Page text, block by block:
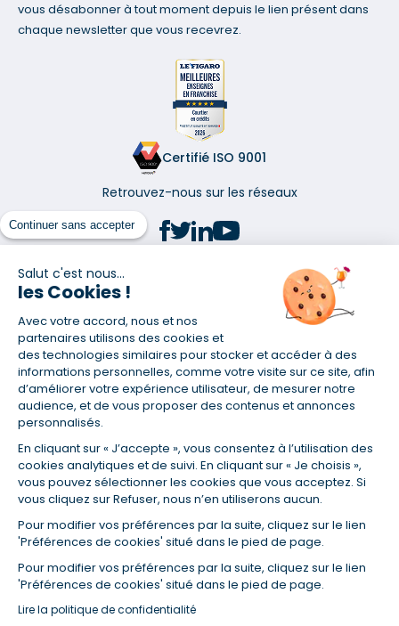
Continuer sans accepter
Salut c'est nous...
les Cookies !
Avec votre accord, nous et nos
partenaires utilisons des cookies et
des technologies similaires pour stocker et accéder à des
informations personnelles, comme votre visite sur ce site, afin
d’améliorer votre expérience utilisateur, de mesurer notre
audience, et de vous proposer des contenus et annonces
personnalisés.
En cliquant sur « J’accepte », vous consentez à l’utilisation des
cookies analytiques et de suivi. En cliquant sur « Je choisis »,
vous pouvez sélectionner les cookies que vous acceptez. Si
vous cliquez sur Refuser, nous n’en utiliserons aucun.
Pour modifier vos préférences par la suite, cliquez sur le lien
'Préférences de cookies' situé dans le pied de page.
Pour modifier vos préférences par la suite, cliquez sur le lien
'Préférences de cookies' situé dans le pied de page.
Lire la politique de confidentialité
vous désabonner à tout moment depuis le lien présent dans
chaque newsletter que vous recevrez.
Certifié ISO 9001
Retrouvez-nous sur les réseaux
(1) Taux fixe national hors assurance et selon votre profil
(2) Économie de 65 % pour l'assurance d'un prêt amortissable de 330
457,23 € à 0,90 % sur 19,5 ans, accordé à un salarié non cadre assuré à
100 % (décès, PTIA, IPP, ITT, IPP) âgé de 36 ans fumeur et une personne
salariée non cadre assurée à 100 % (décès, PTIA, IPP, ITT, IPP) âgée de 35
ans et non-fumeur, tous deux sans risque médical connu. Au
14/07/2019, coût de l'assurance proposée par la banque 179,08 €/mois
en moyenne contre 64,60 €/mois en moyenne au 14/07/2022 avec
Empruntis.com (TAEA : 0,44 %, coût total de l'assurance : 15 117,65 €).
(3) Taux minimum pour un crédit consommation d'un montant fixé entre
5 000 et 20 000 euros, selon profil et durée.
(4) La diminution du montant des mensualités entraîne l'allongement
de la durée de remboursement ainsi que la hausse du coût total du
(5) Banques de réseau, mutualistes, spécialisées, directions
régionales, organismes de crédit selon votre profil et votre demande.
Mutuelles, compagnies et courtiers d'assurances. Selon votre profil et
votre demande.
régionales, organismes de crédit, selon votre profil et votre demande.